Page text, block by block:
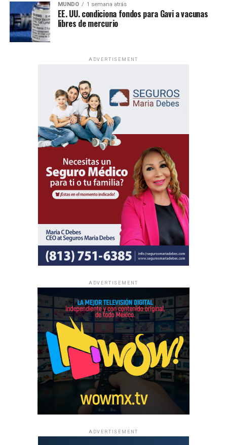
MUNDO 1 semana atrás
EE. UU. condiciona fondos para Gavi a vacunas
libres de mercurio
ADVERTISEMENT
ADVERTISEMENT
ADVERTISEMENT